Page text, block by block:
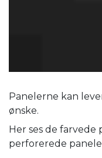
Panelerne kan
ønske.
Her ses de farvede
perforerede